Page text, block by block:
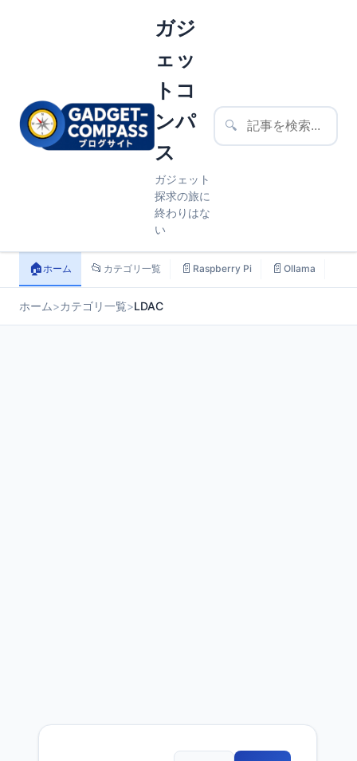
ガジ
ェッ
トコ
ンパ
ス
ガジェット
探求の旅に
終わりはな
い
🔍
🏠ホーム 📂 カテゴリ一覧 📄 Raspberry Pi 📄 Ollama
ホーム>カテゴリ一覧>LDAC